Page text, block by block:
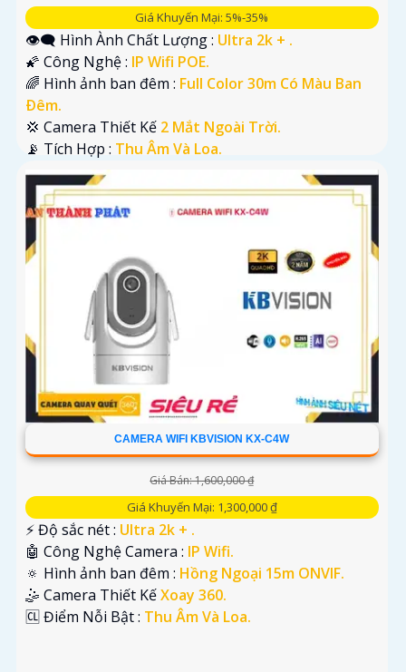
Giá Khuyến Mại: 5%-35%
👁️‍🗨 Hình Ành Chất Lượng : Ultra 2k + .
🌠 Công Nghệ : IP Wifi POE.
🌈 Hình ảnh ban đêm : Full Color 30m Có Màu Ban
Ðêm.
💢 Camera Thiết Kế 2 Mắt Ngoài Trời.
️📡 Tích Hợp : Thu Âm Và Loa.
CAMERA WIFI KBVISION KX-C4W
Giá Bán: 1,600,000 ₫
Giá Khuyến Mại: 1,300,000 ₫
️⚡ Độ sắc nét : Ultra 2k + .
🤖️ Công Nghệ Camera : IP Wifi.
🔅 Hình ảnh ban đêm : Hồng Ngoại 15m ONVIF.
🤹 Camera Thiết KếXoay 360.
️🆑 Điểm Nỗi Bật : Thu Âm Và Loa.